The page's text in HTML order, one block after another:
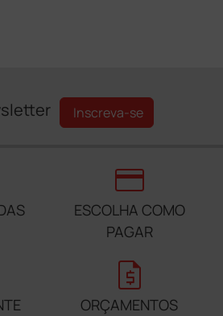
Inscreva-se
credit_card
ESCOLHA COMO
PAGAR
request_quote
ORÇAMENTOS